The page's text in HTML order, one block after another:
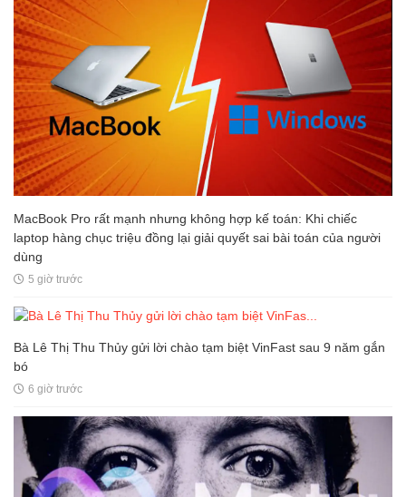
MacBook Pro rất mạnh nhưng không hợp kế toán: Khi chiếc
laptop hàng chục triệu đồng lại giải quyết sai bài toán của người
dùng
5 giờ trước
Bà Lê Thị Thu Thủy gửi lời chào tạm biệt VinFast sau 9 năm gắn
bó
6 giờ trước